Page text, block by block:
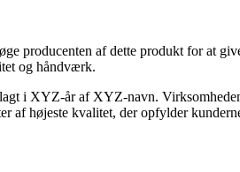
producenten af ​​dette produkt for at
og håndværk.
i XYZ-år af XYZ-navn.
af højeste kvalitet, der opfylder